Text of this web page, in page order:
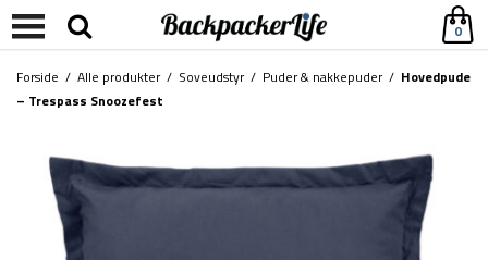
0
Forside / Alle produkter/ Soveudstyr/ Puder & nakkepuder/ Hovedpude
– Trespass Snoozefest